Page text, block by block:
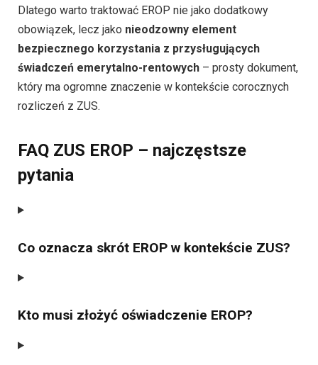
Dlatego warto traktować EROP nie jako dodatkowy
obowiązek, lecz jako nieodzowny element
bezpiecznego korzystania z przysługujących
świadczeń emerytalno-rentowych – prosty dokument,
który ma ogromne znaczenie w kontekście corocznych
rozliczeń z ZUS.
FAQ ZUS EROP – najczęstsze
pytania
Co oznacza skrót EROP w kontekście ZUS?
Kto musi złożyć oświadczenie EROP?